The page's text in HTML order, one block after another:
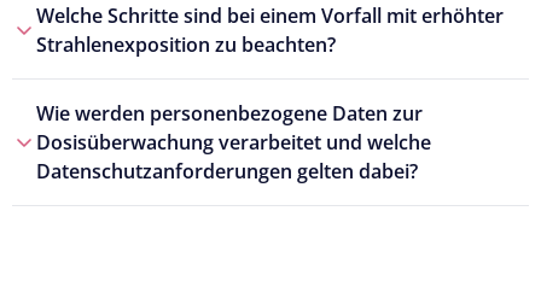
Welche Schritte sind bei einem Vorfall mit erhöhter
Strahlenexposition zu beachten?
Wie werden personenbezogene Daten zur
Dosisüberwachung verarbeitet und welche
Datenschutzanforderungen gelten dabei?